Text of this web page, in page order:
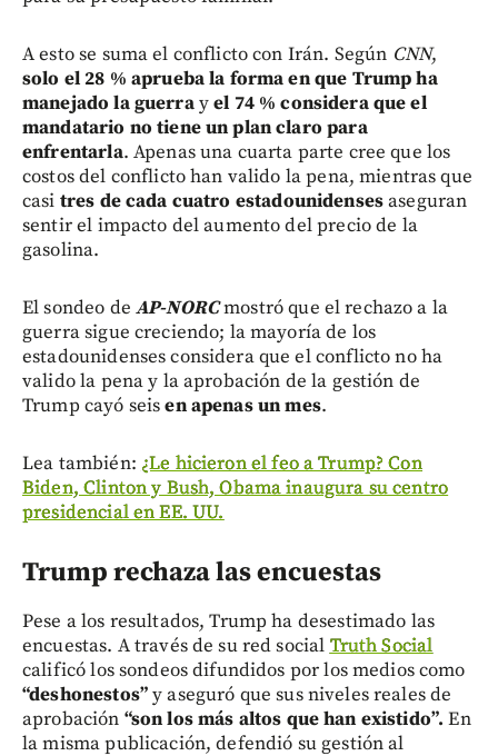
A esto se suma el conflicto con Irán. Según CNN,
solo el 28 % aprueba la forma en que Trump ha
manejado la guerrayel 74 % considera que el
mandatario no tiene un plan claro para
enfrentarla. Apenas una cuarta parte cree que los
costos del conflicto han valido la pena, mientras que
casi tres de cada cuatro estadounidensesaseguran
sentir el impacto del aumento del precio de la
gasolina.
El sondeo de AP-NORCmostró que el rechazo a la
guerra sigue creciendo; la mayoría de los
estadounidenses considera que el conflicto no ha
valido la pena y la aprobación de la gestión de
Trump cayó seisen apenas un mes.
Lea también: ¿Le hicieron el feo a Trump? Con
Biden, Clinton y Bush, Obama inaugura su centro
presidencial en EE. UU.
Trump rechaza las encuestas
Pese a los resultados, Trump ha desestimado las
encuestas. A través de su red social Truth Social
calificó los sondeos difundidos por los medios como
“deshonestos”y aseguró que sus niveles reales de
aprobación “son los más altos que han existido”. En
la misma publicación, defendió su gestión al